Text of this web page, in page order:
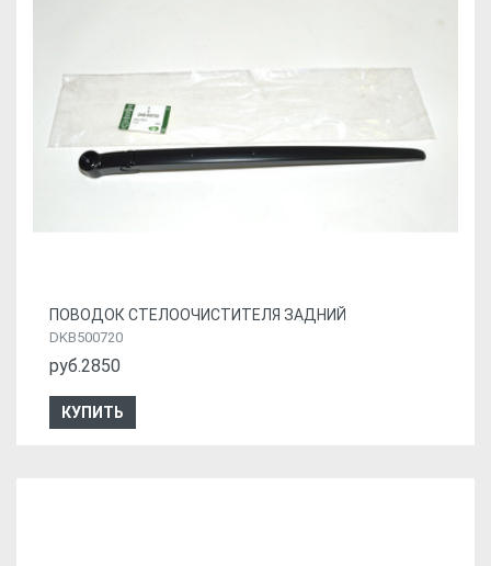
ПОВОДОК СТЕЛООЧИСТИТЕЛЯ ЗАДНИЙ
DKB500720
руб.2850
КУПИТЬ